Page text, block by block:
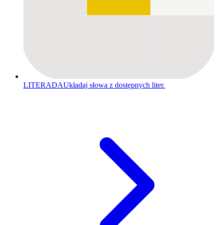
LITERADAUkładaj słowa z dostępnych liter.